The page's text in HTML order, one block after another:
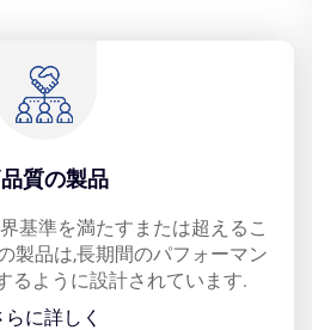
質の製品
基準を満たすまたは超えるこ
製品は,長期間のパフォーマン
るように設計されています.
らに詳しく